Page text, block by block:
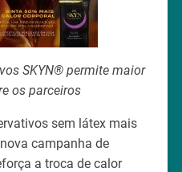
SKYN® permite maior
os parceiros
sem látex mais
campanha de
a troca de calor